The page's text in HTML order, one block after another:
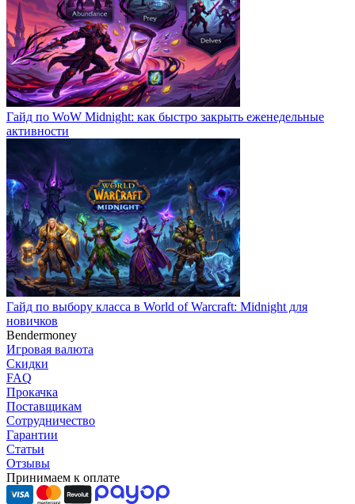
Гайд по WoW Midnight: как быстро закрыть еженедельные
активности
Гайд по выбору класса в World of Warcraft: Midnight для
новичков
Bendermoney
Игровая валюта
Скидки
FAQ
Прокачка
Поставщикам
Сотрудничество
Гарантии
Статьи
Отзывы
Принимаем к оплате